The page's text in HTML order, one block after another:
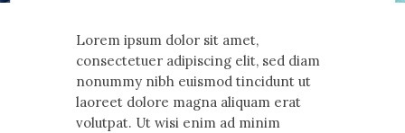
Lorem ipsum dolor sit amet,
consectetuer adipiscing elit, sed diam
nonummy nibh euismod tincidunt ut
laoreet dolore magna aliquam erat
volutpat. Ut wisi enim ad minim